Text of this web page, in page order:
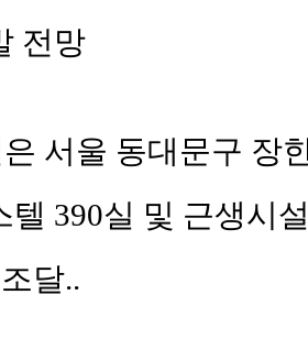
전망
서울 동대문구 장
텔 390실 및 근생시
달..